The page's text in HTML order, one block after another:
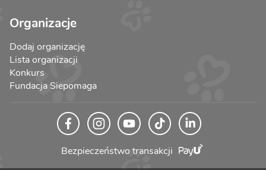
Organizacje
Dodaj organizację
Lista organizacji
Konkurs
Fundacja Siepomaga
Bezpieczeństwo transakcji